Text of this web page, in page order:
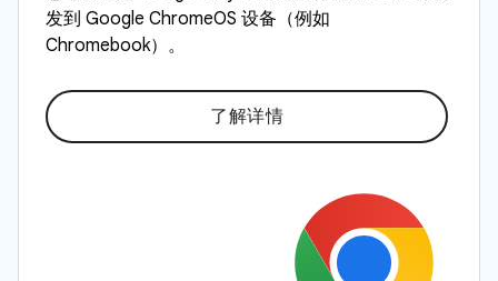
发到 Google ChromeOS 设备（例如
Chromebook）。
了解详情